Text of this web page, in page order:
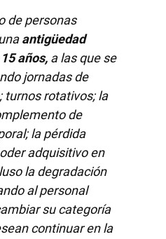
de personas
antigüedad
años, a las que se
jornadas de
turnos rotativos; la
de
la pérdida
adquisitivo en
la degradación
al personal
su categoría
continuar en la